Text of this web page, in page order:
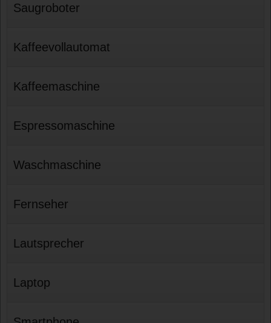
Saugroboter
Kaffeevollautomat
Kaffeemaschine
Espressomaschine
Waschmaschine
Fernseher
Lautsprecher
Laptop